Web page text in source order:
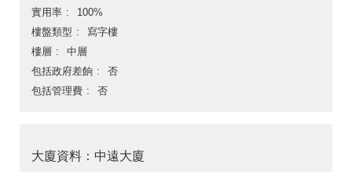
實用率
100%
樓盤類型
寫字樓
樓層
中層
包括政府差餉
否
包括管理費
否
大廈資料：中遠大廈